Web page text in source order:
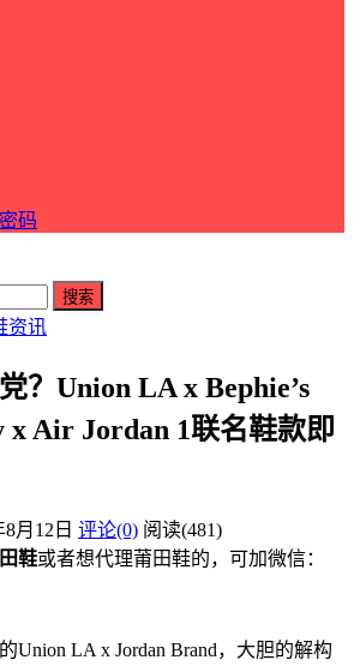
码
搜索
资讯
？Union LA x Bephie’s
x Air Jordan 1联名鞋款即
月12日 评论(0) 阅读(481)
鞋或者想代理莆田鞋的，可加微信：
Union LA x Jordan Brand，大胆的解构